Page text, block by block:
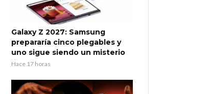
Galaxy Z 2027: Samsung
prepararía cinco plegables y
uno sigue siendo un misterio
Hace 17 horas